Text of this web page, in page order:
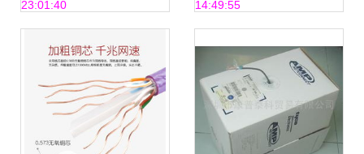
23:01:40
业定制
14:49:55